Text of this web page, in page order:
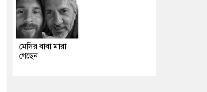
মেসির বাবা মারা
গেছেন